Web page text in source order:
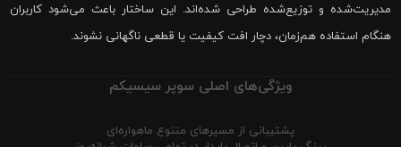
مدیریت‌شده و توزیع‌شده طراحی شده‌اند. این ساختار باعث می‌شود کاربران
هنگام استفاده هم‌زمان، دچار افت کیفیت یا قطعی ناگهانی نشوند.
ویژگی‌های اصلی سوپر سیسیکم
پشتیبانی از مسیرهای متنوع ماهواره‌ای